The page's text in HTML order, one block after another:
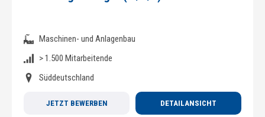
Maschinen- und Anlagenbau
> 1.500 Mitarbeitende
Süddeutschland
JETZT BEWERBEN DETAILANSICHT